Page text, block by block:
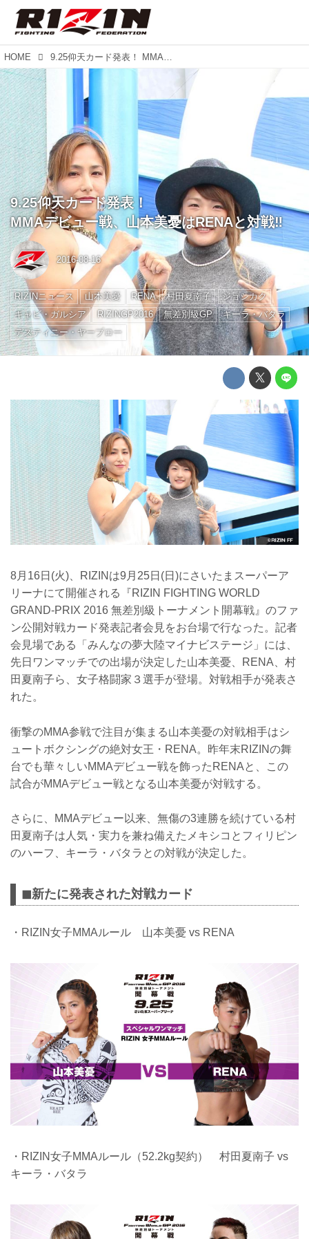
HOME 9.25仰天カード発表！ MMAデビュー戦、山本美憂はRENAと対戦‼︎
9.25仰天カード発表！
MMAデビュー戦、山本美憂はRENAと対戦‼︎
2016-08-16
RIZINニュース 山本美憂 RENA 村田夏南子
ジョシカク
ギャビ・ガルシア
RIZINGP2016 無差別級GP
キーラ・バタラ
デスティニー・ヤーブロー
8月16日(火)、RIZINは9月25日(日)にさいたまスーパーア
リーナにて開催される『RIZIN FIGHTING WORLD
GRAND-PRIX 2016 無差別級トーナメント開幕戦』のファ
ン公開対戦カード発表記者会見をお台場で行なった。記者
会見場である「みんなの夢大陸マイナビステージ」には、
先日ワンマッチでの出場が決定した山本美憂、RENA、村
田夏南子ら、女子格闘家３選手が登場。対戦相手が発表さ
れた。
衝撃のMMA参戦で注目が集まる山本美憂の対戦相手はシ
ュートボクシングの絶対女王・RENA。昨年末RIZINの舞
台でも華々しいMMAデビュー戦を飾ったRENAと、この
試合がMMAデビュー戦となる山本美憂が対戦する。
さらに、MMAデビュー以来、無傷の3連勝を続けている村
田夏南子は人気・実力を兼ね備えたメキシコとフィリピン
のハーフ、キーラ・バタラとの対戦が決定した。
◼︎新たに発表された対戦カード
・RIZIN女子MMAルール 山本美憂 vs RENA
・RIZIN女子MMAルール（52.2kg契約） 村田夏南子 vs
キーラ・バタラ